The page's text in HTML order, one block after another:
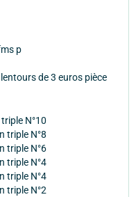
de 3 euros pièce
N°10
triple N°8
triple N°6
triple N°4
triple N°4
triple N°2